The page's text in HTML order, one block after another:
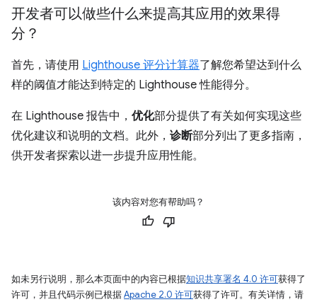
开发者可以做些什么来提高其应用的效果得
分？
首先，请使用 Lighthouse 评分计算器了解您希望达到什么
样的阈值才能达到特定的 Lighthouse 性能得分。
在 Lighthouse 报告中， 优化部分提供了有关如何实现这些
优化建议和说明的文档。此外， 诊断部分列出了更多指南，
供开发者探索以进一步提升应用性能。
该内容对您有帮助吗？
如未另行说明，那么本页面中的内容已根据知识共享署名 4.0 许可获得了
许可，并且代码示例已根据Apache 2.0 许可获得了许可。有关详情，请